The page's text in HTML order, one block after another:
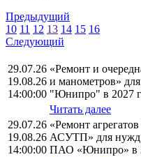
Предыдущий
10 11 12 13 14 15 16
Следующий
29.07.26
19.08.26
14:00:00
«Ремонт и
и манометров»
"Юнипро" в 2027
Читать далее
29.07.26
19.08.26
14:00:00
«Ремонт
АСУТП» для нужд
ПАО «Юнипро» в